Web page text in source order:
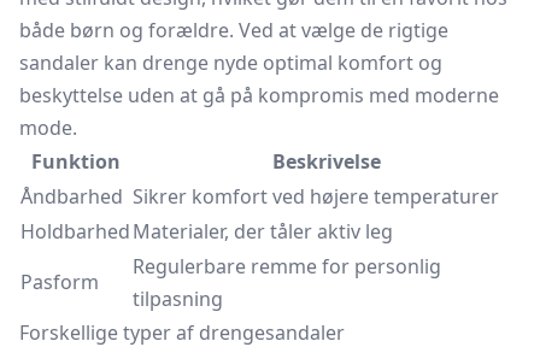
både børn og forældre. Ved at vælge de rigtige
sandaler kan drenge nyde optimal komfort og
beskyttelse uden at gå på kompromis med moderne
mode.
Funktion
Beskrivelse
Åndbarhed Sikrer komfort ved højere temperaturer
HoldbarhedMaterialer, der tåler aktiv leg
Pasform
Regulerbare remme for personlig
tilpasning
Forskellige typer af drengesandaler